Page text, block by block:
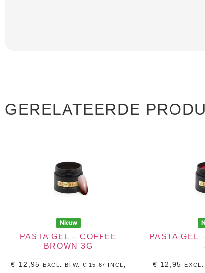
GERELATEERDE
Nieuw
PASTA GEL – COFFEE
BROWN 3G
€ 12,95 EXCL. BTW. € 15,67 INCL,
PASTA GEL
€ 12,95